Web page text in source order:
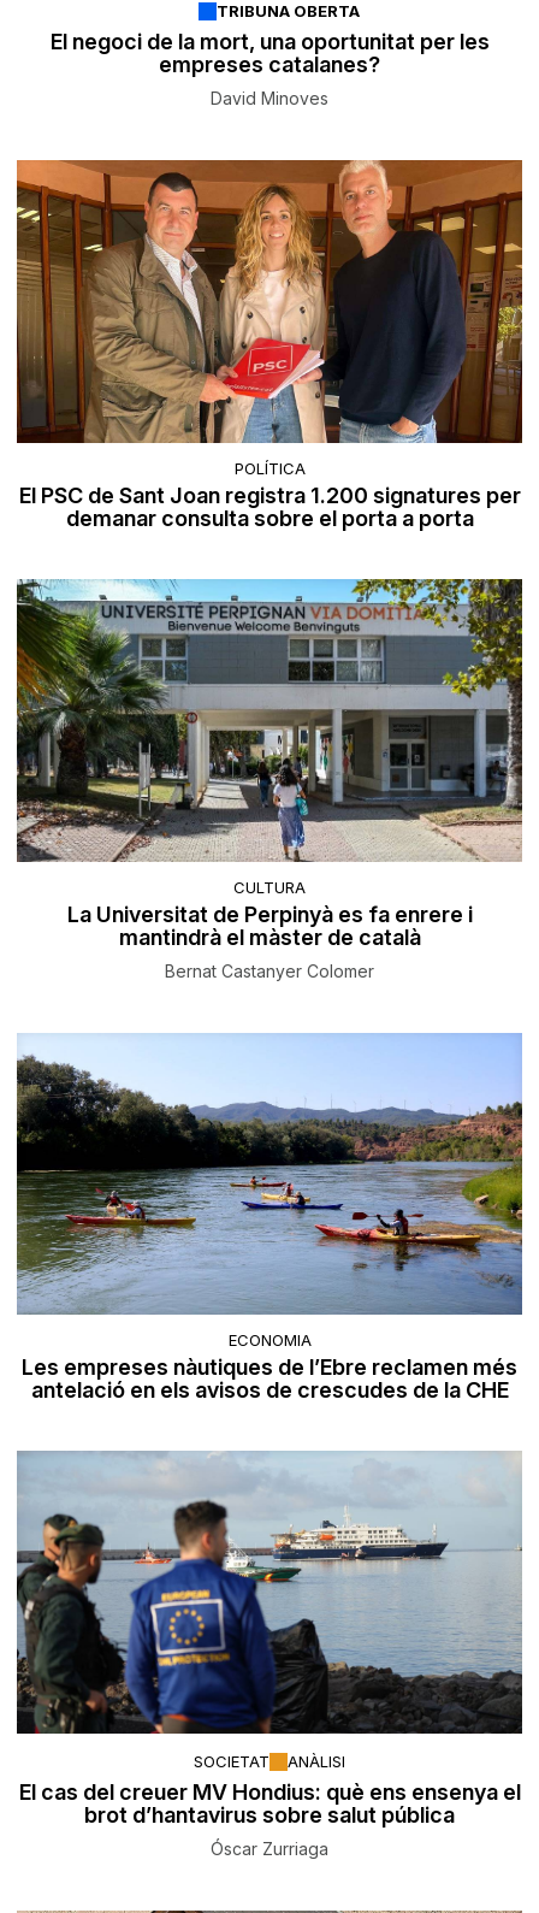
TRIBUNA OBERTA
El negoci de la mort, una oportunitat per les
empreses catalanes?
David Minoves
POLÍTICA
El PSC de Sant Joan registra 1.200 signatures per
demanar consulta sobre el porta a porta
CULTURA
La Universitat de Perpinyà es fa enrere i
mantindrà el màster de català
Bernat Castanyer Colomer
ECONOMIA
Les empreses nàutiques de l’Ebre reclamen més
antelació en els avisos de crescudes de la CHE
SOCIETAT ANÀLISI
El cas del creuer MV Hondius: què ens ensenya el
brot d’hantavirus sobre salut pública
Óscar Zurriaga